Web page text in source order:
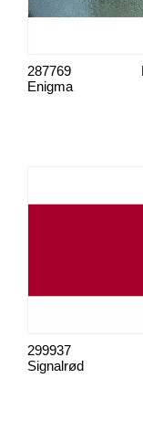
Enigma
287769
Signalrød
299937